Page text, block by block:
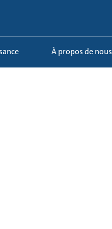
À propos de nous